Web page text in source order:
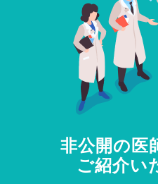
非公開の医
ご紹介い